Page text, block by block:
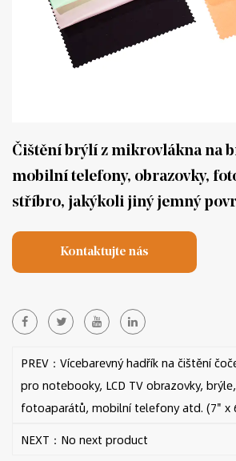
Čištění brýlí z mikrovlákna na
mobilní telefony, obrazovky,
stříbro, jakýkoli jiný jemný
Kontaktujte nás
PREV：Vícebarevný hadřík na čištění
pro notebooky, LCD TV obrazovky,
fotoaparátů, mobilní telefony atd. (7" x
NEXT：No next product